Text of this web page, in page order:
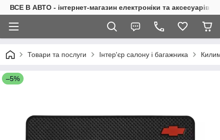
ВСЕ В АВТО - інтернет-магазин електроніки та аксесуарів в
Товари та послуги Інтер'єр салону і багажника
–5%